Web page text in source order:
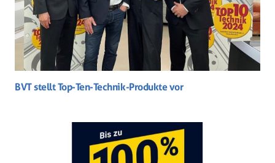
BVT stellt Top-Ten-Technik-Produkte vor